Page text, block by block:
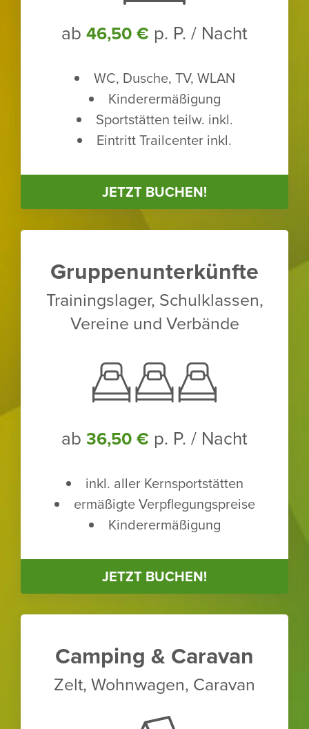
ab 46,50 € p. P. / Nacht
WC, Dusche, TV, WLAN
Kinder­er­mä­ßi­gung
Sport­stätten teilw. inkl.
Eintritt Trailcenter inkl.
JETZT BUCHEN!
Grup­pen­un­ter­künfte
Trai­nings­lager, Schul­klassen,
Vereine und Verbände
ab 36,50 € p. P. / Nacht
inkl. aller Kern­sport­stätten
ermä­ßigte Verpfle­gungs­preise
Kinder­er­mä­ßi­gung
JETZT BUCHEN!
Camping & Caravan
Zelt, Wohn­wagen, Caravan